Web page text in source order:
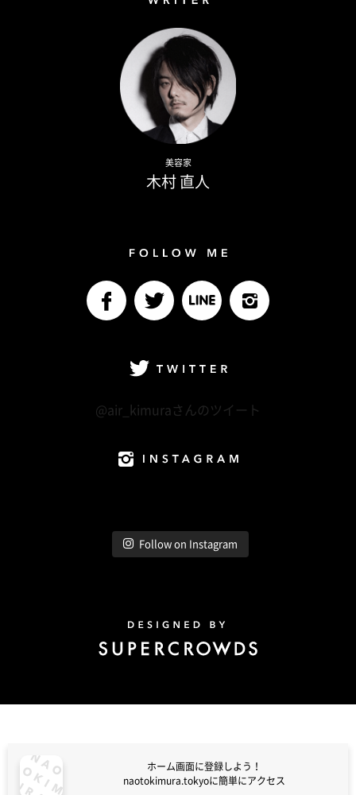
美容家
木村 直人
@air_kimuraさんのツイート
Follow on Instagram
ホーム画面に登録しよう！
naotokimura.tokyoに簡単にアクセス